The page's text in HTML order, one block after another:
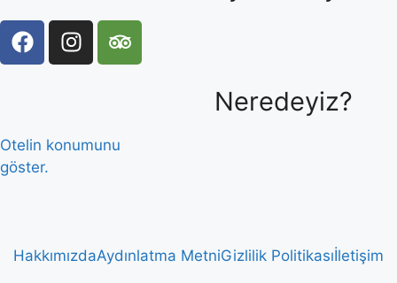
Neredeyiz?
Otelin konumunu
göster.
HakkımızdaAydınlatma MetniGizlilik Politikasıİletişim